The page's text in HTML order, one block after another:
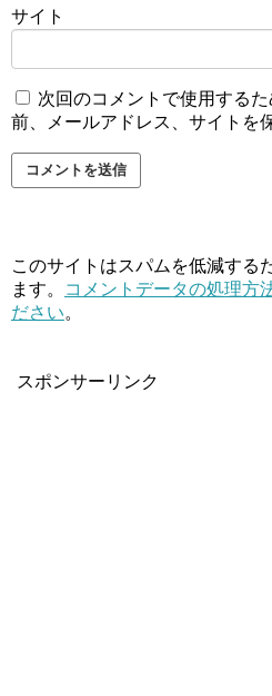
サイト
次回のコメントで使用する
前、メールアドレス、サイトを
このサイトはスパムを低減する
ます。
コメントデータの処理方
ださい。
スポンサーリンク